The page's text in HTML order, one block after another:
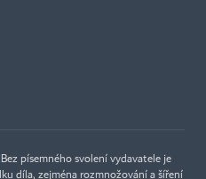
písemného svolení vydavatele je
díla, zejména rozmnožování a šíření